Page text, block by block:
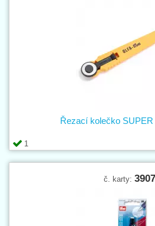
1
Řezací kolečko
č. karty: